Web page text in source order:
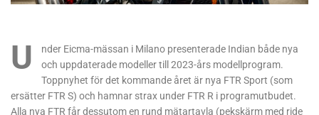
U
nder Eicma-mässan i Milano presenterade Indian både nya
och uppdaterade modeller till 2023-års modellprogram.
Toppnyhet för det kommande året är nya FTR Sport (som
ersätter FTR S) och hamnar strax under FTR R i programutbudet.
Alla nya FTR får dessutom en rund mätartavla (pekskärm med ride